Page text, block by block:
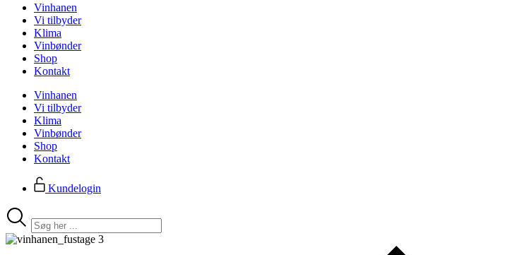
Vinhanen
Vi tilbyder
Klima
Vinbønder
Shop
Kontakt
Vinhanen
Vi tilbyder
Klima
Vinbønder
Shop
Kontakt
Kundelogin
Search
...